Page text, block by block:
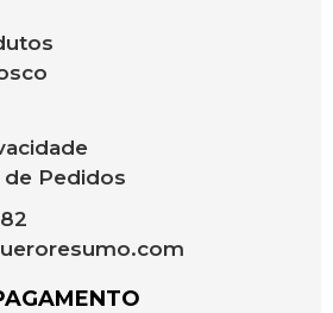
Pedidos